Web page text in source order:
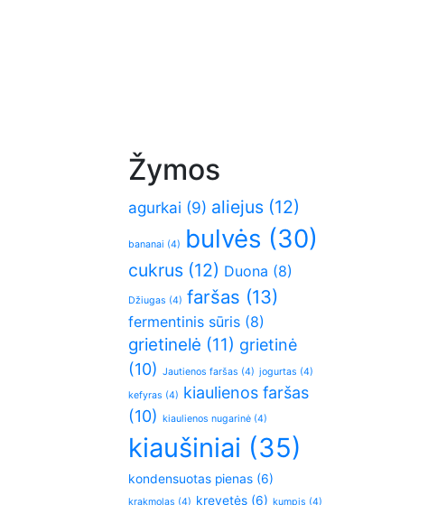
Žymos
agurkai (9) aliejus (12)
bananai (4) bulvės (30)
cukrus (12) Duona (8)
Džiugas (4) faršas (13)
fermentinis sūris (8)
grietinelė (11) grietinė
(10) Jautienos faršas (4) jogurtas (4)
kefyras (4) kiaulienos faršas
(10) kiaulienos nugarinė (4)
kiaušiniai (35)
kondensuotas pienas (6)
krakmolas (4) krevetės (6) kumpis (4)